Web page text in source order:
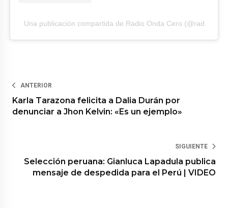
Una publicación compartida de Radio Onda Cero (@rad
ANTERIOR
Karla Tarazona felicita a Dalia Durán por
denunciar a Jhon Kelvin: «Es un ejemplo»
SIGUIENTE
Selección peruana: Gianluca Lapadula publica
mensaje de despedida para el Perú | VIDEO